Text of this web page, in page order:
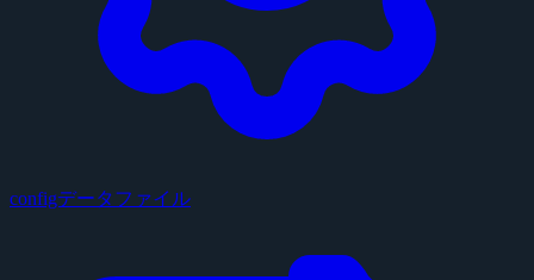
configデータファイル